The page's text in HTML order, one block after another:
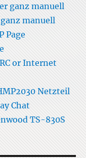
ganz manuell
manuell
Page
or Internet
Netzteil
Chat
TS-830S